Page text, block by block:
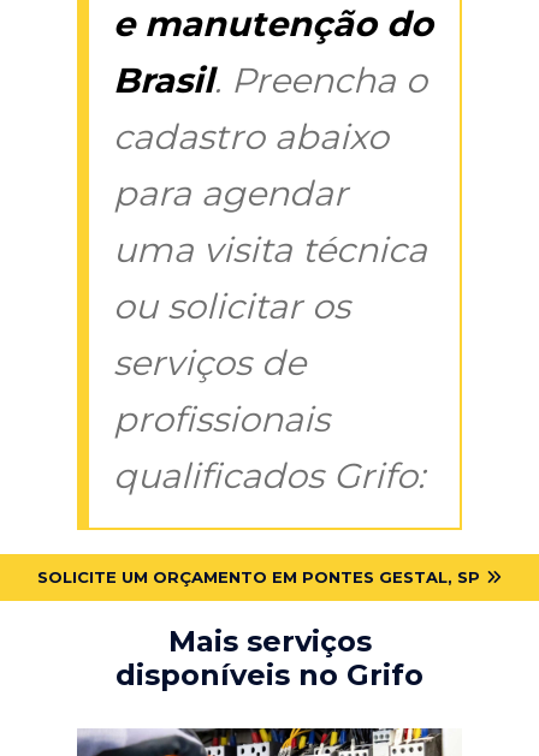
e manutenção do
Brasil. Preencha o
cadastro abaixo
para agendar
uma visita técnica
ou solicitar os
serviços de
profissionais
qualificados Grifo:
SOLICITE UM ORÇAMENTO EM PONTES GESTAL, SP
Mais serviços
disponíveis no Grifo